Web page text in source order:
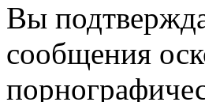
Вы
сообщения